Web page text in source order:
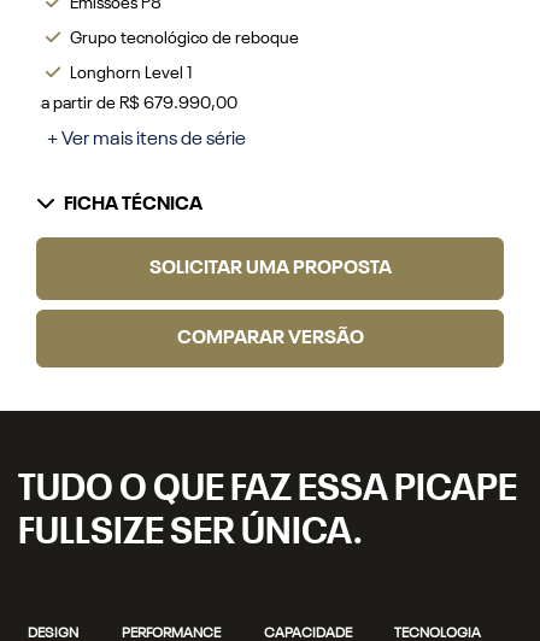
Emissões P8
Grupo tecnológico de reboque
Longhorn Level 1
a partir de R$ 679.990,00
+ Ver mais itens de série
FICHA TÉCNICA
SOLICITAR UMA PROPOSTA
COMPARAR VERSÃO
TUDO O QUE FAZ ESSA PICAPE
FULLSIZE SER ÚNICA.
DESIGN PERFORMANCE CAPACIDADE TECNOLOGIA